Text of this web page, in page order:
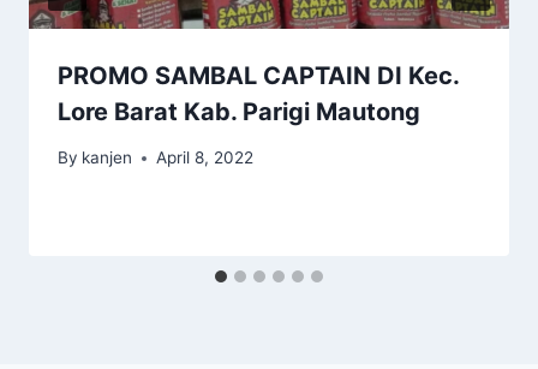
PROMO SAMBAL CAPTAIN DI Kec.
Lore Barat Kab. Parigi Mautong
By kanjen April 8, 2022